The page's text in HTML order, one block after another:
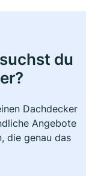
du
Dachdecker
Angebote
die genau das